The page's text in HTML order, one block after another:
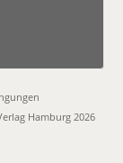
Hamburg 2026